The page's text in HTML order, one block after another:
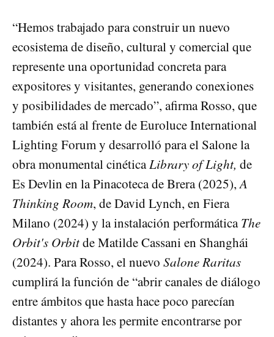
“Hemos trabajado para construir un nuevo
ecosistema de diseño, cultural y comercial que
represente una oportunidad concreta para
expositores y visitantes, generando conexiones
y posibilidades de mercado”, afirma Rosso, que
también está al frente de Euroluce International
Lighting Forum y desarrolló para el Salone la
obra monumental cinéticaLibrary of Light, de
Es Devlin en la Pinacoteca de Brera (2025), A
Thinking Room, de David Lynch, en Fiera
Milano (2024) y la instalación performáticaThe
Orbit's Orbitde Matilde Cassani en Shanghái
(2024). Para Rosso, el nuevo Salone Raritas
cumplirá la función de “abrir canales de diálogo
entre ámbitos que hasta hace poco parecían
distantes y ahora les permite encontrarse por